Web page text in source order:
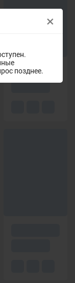
позднее.
×